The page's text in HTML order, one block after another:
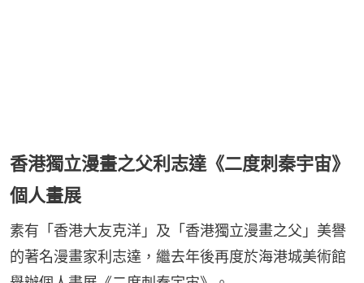
香港獨立漫畫之父利志達《二度刺秦宇宙》
個人畫展
素有「香港大友克洋」及「香港獨立漫畫之父」美譽
的著名漫畫家利志達，繼去年後再度於海港城美術館